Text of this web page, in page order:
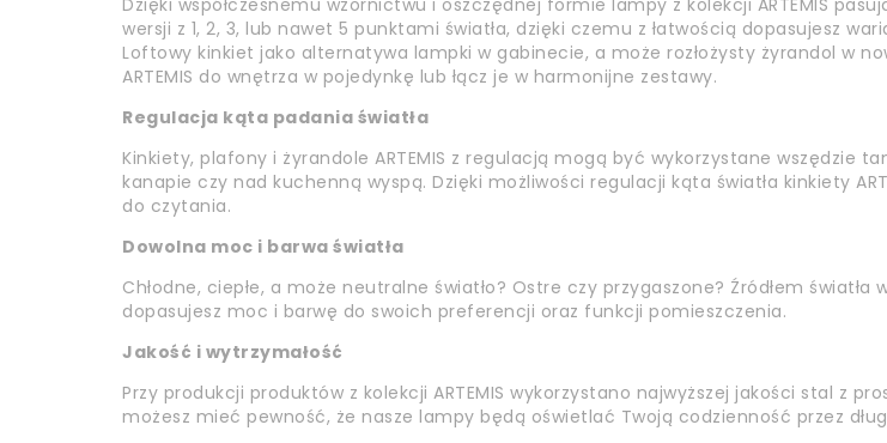
Dzięki współczesnemu wzornictwu i oszczędnej formie lampy z kolekcji ARTEMIS
wersji z 1, 2, 3, lub nawet 5 punktami światła, dzięki czemu z łatwością dopasujesz
Loftowy kinkiet jako alternatywa lampki w gabinecie, a może rozłożysty żyrandol w
ARTEMIS do wnętrza w pojedynkę lub łącz je w harmonijne zestawy.
Regulacja kąta padania światła
Kinkiety, plafony i żyrandole ARTEMIS z regulacją mogą być wykorzystane wszędzie
kanapie czy nad kuchenną wyspą. Dzięki możliwości regulacji kąta światła kinkiety
do czytania.
Dowolna moc i barwa światła
Chłodne, ciepłe, a może neutralne światło? Ostre czy przygaszone? Źródłem
dopasujesz moc i barwę do swoich preferencji oraz funkcji pomieszczenia.
Jakość i wytrzymałość
Przy produkcji produktów z kolekcji ARTEMIS wykorzystano najwyższej jakości stal z
możesz mieć pewność, że nasze lampy będą oświetlać Twoją codzienność przez